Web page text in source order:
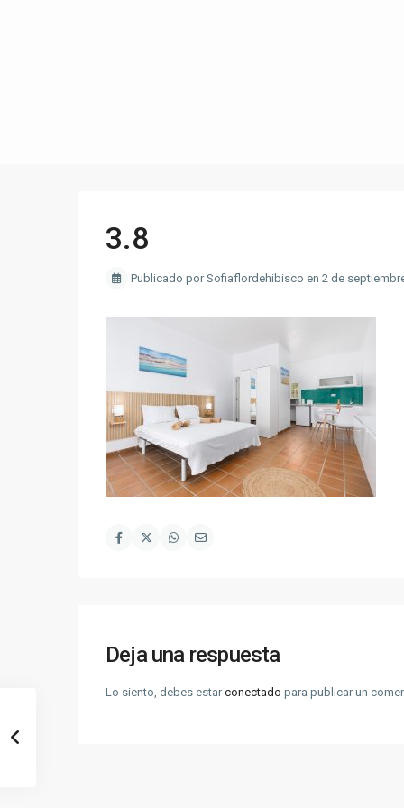
3.8
Publicado por Sofiaflordehibisco en 2 de
Deja una respuesta
Lo siento, debes estarconectado para publicar un